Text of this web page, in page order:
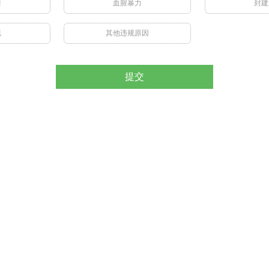
血腥暴力 封
其他违规原因
提交